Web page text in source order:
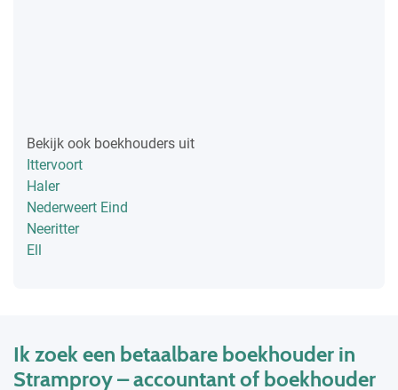
Bekijk ook boekhouders uit
Ittervoort
Haler
Nederweert Eind
Neeritter
Ell
Ik zoek een betaalbare boekhouder in
Stramproy – accountant of boekhouder